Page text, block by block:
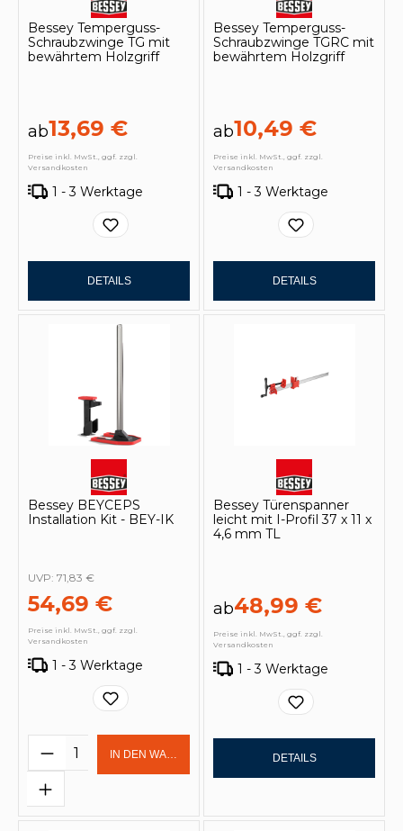
Bessey Temperguss-
Schraubzwinge TG mit
bewährtem Holzgriff
ab13,69 €
Preise inkl. MwSt., ggf. zzgl.
Versandkosten
1 - 3 Werktage
DETAILS
Bessey Temperguss-
Schraubzwinge TGRC mit
bewährtem Holzgriff
ab10,49 €
Preise inkl. MwSt., ggf. zzgl.
Versandkosten
1 - 3 Werktage
DETAILS
Bessey BEYCEPS
Installation Kit - BEY-IK
54,69 €
UVP: 71,83 €
Preise inkl. MwSt., ggf. zzgl.
Versandkosten
1 - 3 Werktage
Produkt Anzahl: Gib den
IN DEN WARENKORB
Bessey Türenspanner
leicht mit I-Profil 37 x 11 x
4,6 mm TL
ab48,99 €
Preise inkl. MwSt., ggf. zzgl.
Versandkosten
1 - 3 Werktage
DETAILS